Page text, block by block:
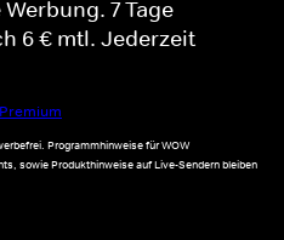
7 Tage
6 € mtl. Jederzeit
Programmhinweise für WOW
sowie Produkthinweise auf Live-Sendern bleiben